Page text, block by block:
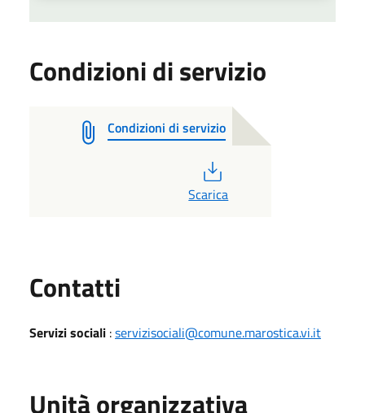
Condizioni di servizio
Condizioni di servizio
Scarica
Contatti
Servizi sociali :servizisociali@comune.marostica.vi.it
Unità organizzativa